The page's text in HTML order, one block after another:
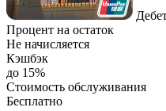
Процент на остаток
Не начисляется
Кэшбэк
до 15%
Стоимость обслуживания
Бесплатно